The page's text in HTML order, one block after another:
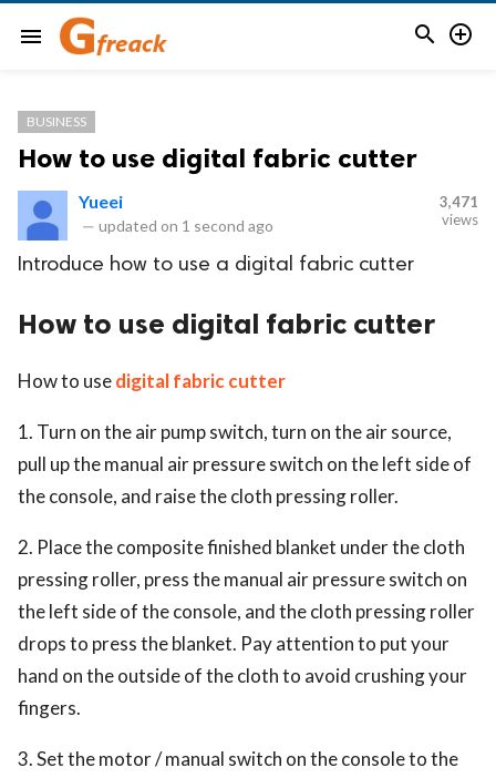
menu  
BUSINESS
How to use digital fabric cutter
Yueei
— updated on 1 second ago
3,471
views
Introduce how to use a digital fabric cutter
How to use digital fabric cutter
How to usedigital fabric cutter
1. Turn on the air pump switch, turn on the air source,
pull up the manual air pressure switch on the left side of
the console, and raise the cloth pressing roller.
2. Place the composite finished blanket under the cloth
pressing roller, press the manual air pressure switch on
the left side of the console, and the cloth pressing roller
drops to press the blanket. Pay attention to put your
hand on the outside of the cloth to avoid crushing your
fingers.
3. Set the motor / manual switch on the console to the